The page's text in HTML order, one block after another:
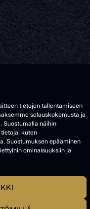
tietojen tallentamiseen
selauskokemusta ja
Suostumalla näihin
kuten
Suostumuksen epääminen
ominaisuuksiin ja